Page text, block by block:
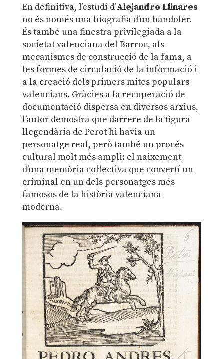
En definitiva, l’estudi d’Alejandro Llinares
no és només una biografia d’un bandoler.
És també una finestra privilegiada a la
societat valenciana del Barroc, als
mecanismes de construcció de la fama, a
les formes de circulació de la informació i
a la creació dels primers mites populars
valencians. Gràcies a la recuperació de
documentació dispersa en diversos arxius,
l’autor demostra que darrere de la figura
llegendària de Perot hi havia un
personatge real, però també un procés
cultural molt més ampli: el naixement
d’una memòria col·lectiva que convertí un
criminal en un dels personatges més
famosos de la història valenciana
moderna.